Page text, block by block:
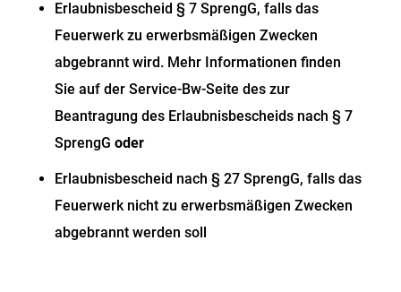
Erlaubnisbescheid § 7 SprengG, falls das
Feuerwerk zu erwerbsmäßigen Zwecken
abgebrannt wird. Mehr Informationen finden
Sie auf der Service-Bw-Seite des zur
Beantragung des Erlaubnisbescheids nach § 7
SprengGoder
Erlaubnisbescheid nach § 27 SprengG, falls das
Feuerwerk nicht zu erwerbsmäßigen Zwecken
abgebrannt werden soll